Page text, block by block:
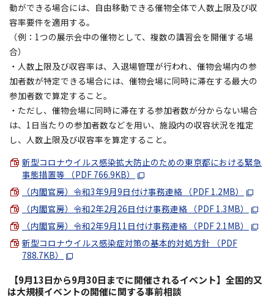
動ができる場合には、自由移動できる催物全体で人数上限及び収
容率要件を適用する。
（例：1つの展示会中の催物として、複数の講習会を開催する場
合）
・人数上限及び収容率は、入退場管理が行われ、催物会場内の参
加者数が特定できる場合には、催物会場に同時に滞在する最大の
参加者数で算定すること。
・ただし、催物会場に同時に滞在する参加者数が分からない場合
は、1日当たりの参加者数などを用い、施設内の収容状況を推定
し、人数上限及び収容率を算定すること。
新型コロナウイルス感染拡大防止のための東京都における緊急
事態措置等 （PDF 766.9KB）
（内閣官房）令和3年9月9日付け事務連絡 （PDF 1.2MB）
（内閣官房）令和2年2月26日付け事務連絡 （PDF 1.3MB）
（内閣官房）令和2年9月11日付け事務連絡 （PDF 2.1MB）
新型コロナウイルス感染症対策の基本的対処方針 （PDF
788.7KB）
【9月13日から9月30日までに開催されるイベント】全国的又
は大規模イベントの開催に関する事前相談